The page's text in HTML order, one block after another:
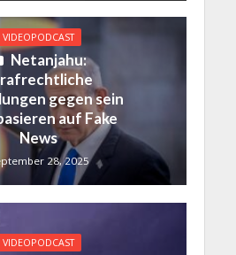
VIDEOPODCAST
Netanjahu:
gegen sein
auf Fake
News
28, 2025
VIDEOPODCAST